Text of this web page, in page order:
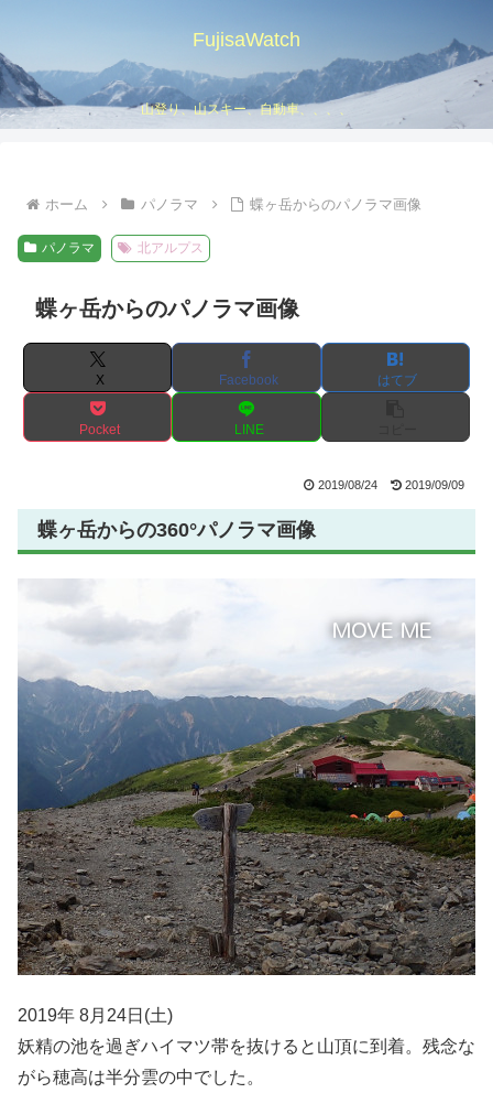
FujisaWatch
山登り、山スキー、自動車、、、、
ホーム パノラマ 蝶ヶ岳からのパノラマ画像
パノラマ 北アルプス
蝶ヶ岳からのパノラマ画像
X Facebook はてブ
Pocket LINE
2019/08/24 2019/09/09
蝶ヶ岳からの360°パノラマ画像
2019年 8月24日(土)
妖精の池を過ぎハイマツ帯を抜けると山頂に到着。残念な
がら穂高は半分雲の中でした。